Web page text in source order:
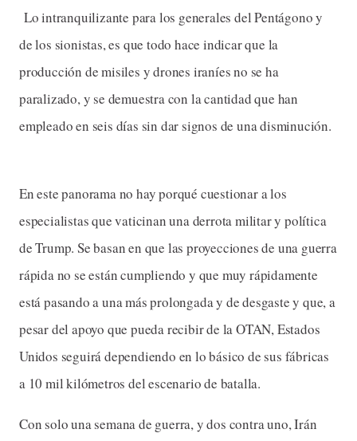
Lo intranquilizante para los generales del Pentágono y
de los sionistas, es que todo hace indicar que la
producción de misiles y drones iraníes no se ha
paralizado, y se demuestra con la cantidad que han
empleado en seis días sin dar signos de una disminución.
En este panorama no hay porqué cuestionar a los
especialistas que vaticinan una derrota militar y política
de Trump. Se basan en que las proyecciones de una guerra
rápida no se están cumpliendo y que muy rápidamente
está pasando a una más prolongada y de desgaste y que, a
pesar del apoyo que pueda recibir de la OTAN, Estados
Unidos seguirá dependiendo en lo básico de sus fábricas
a 10 mil kilómetros del escenario de batalla.
Con solo una semana de guerra, y dos contra uno, Irán